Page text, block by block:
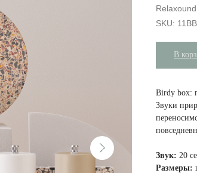
Relaxound
SKU:
В
Birdy box:
Звуки
Звук: 20
Размеры: